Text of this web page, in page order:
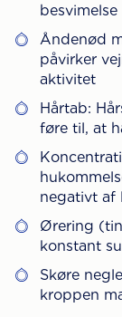
besvimelse
Åndenød
påvirker
aktivitet
Hårtab:
føre til, at
negativt af
Ørering
konstant
Skøre
kroppen